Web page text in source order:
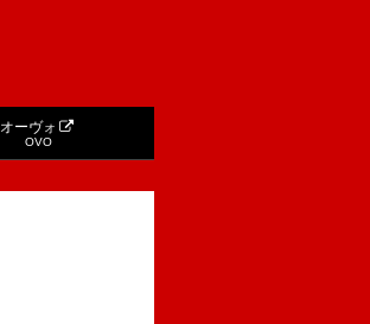
オーヴォ
OVO